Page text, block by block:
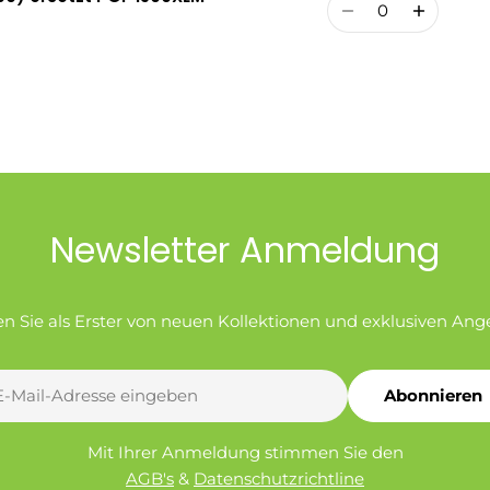
Newsletter Anmeldung
Sie als Erster von neuen Kollektionen und exklusiven
Abonnieren
Mit Ihrer Anmeldung stimmen Sie den
AGB's & Datenschutzrichtline